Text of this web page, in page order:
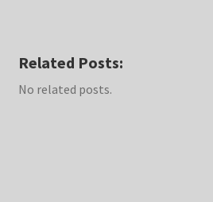
Related Posts:
No related posts.